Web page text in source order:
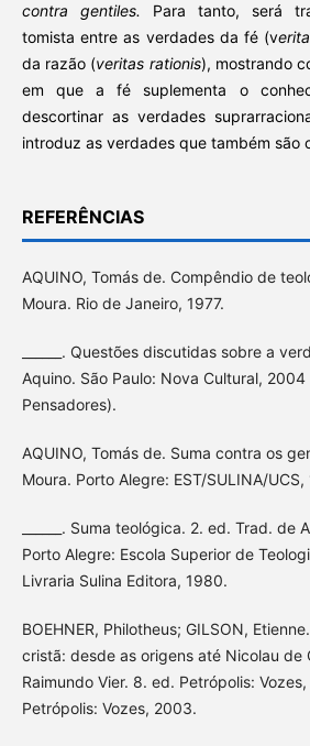
contra gentiles.
Para tanto, será
tomista entre as verdades da fé (v
da razão (veritas rationis), mostrando
em que a fé suplementa o
descortinar as verdades
introduz as verdades que também são
REFERÊNCIAS
AQUINO, Tomás de. Compêndio de
Moura. Rio de Janeiro, 1977.
______. Questões discutidas sobre a
Aquino. São Paulo: Nova Cultural, 2004
Pensadores).
AQUINO, Tomás de. Suma contra os
Moura. Porto Alegre: EST/SULINA/UCS,
______. Suma teológica. 2. ed. Trad. de
Porto Alegre: Escola Superior de
Livraria Sulina Editora, 1980.
BOEHNER, Philotheus; GILSON,
cristã: desde as origens até Nicolau de
Raimundo Vier. 8. ed. Petrópolis:
Petrópolis: Vozes, 2003.